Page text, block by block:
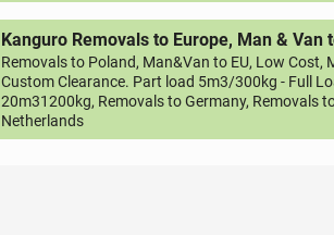
Kanguro Removals to Europe, Man & Van
Removals to Poland, Man&Van to EU, Low Cost,
Custom Clearance. Part load 5m3/300kg - Full
20m31200kg, Removals to Germany, Removals
Netherlands